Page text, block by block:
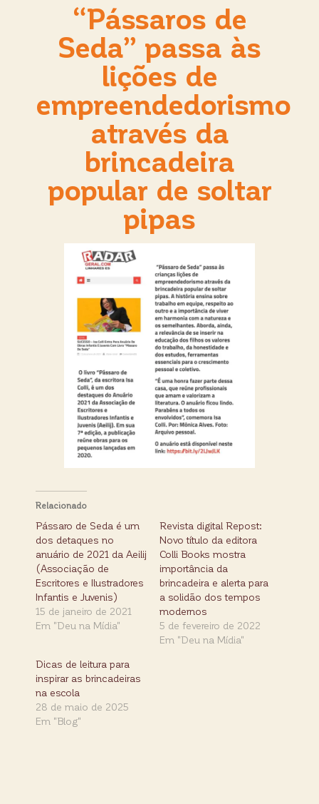
“Pássaros de
Seda” passa às
lições de
empreendedorismo
através da
brincadeira
popular de soltar
pipas
Relacionado
Pássaro de Seda é um
dos detaques no
anuário de 2021 da Aeilij
(Associação de
Escritores e Ilustradores
Infantis e Juvenis)
15 de janeiro de 2021
Em "Deu na Mídia"
Revista digital Repost:
Novo título da editora
Colli Books mostra
importância da
brincadeira e alerta para
a solidão dos tempos
modernos
5 de fevereiro de 2022
Em "Deu na Mídia"
Dicas de leitura para
inspirar as brincadeiras
na escola
28 de maio de 2025
Em "Blog"